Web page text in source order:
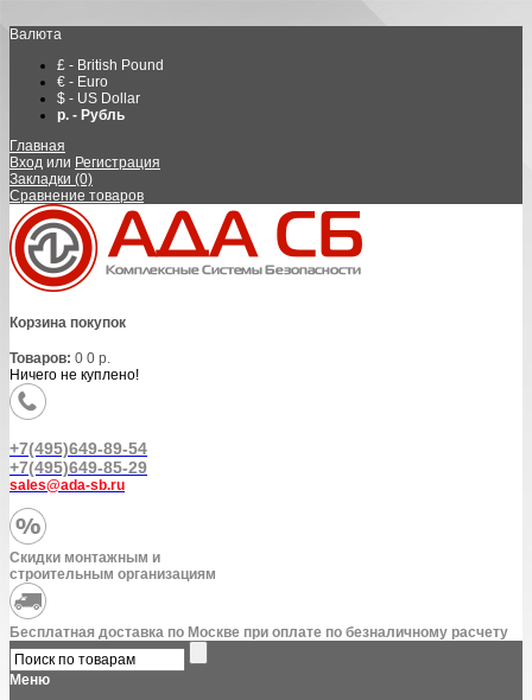
Валюта
£ - British Pound
€ - Euro
$ - US Dollar
р. - Рубль
Главная
Вход или Регистрация
Закладки (0)
Сравнение товаров
Корзина покупок
Товаров: 0 0 р.
Ничего не куплено!
+7(495)649-89-54
+7(495)649-85-29
sales@ada-sb.ru
Скидки монтажным и
строительным организациям
Бесплатная доставка по Москве при оплате по безналичному расчету
Меню